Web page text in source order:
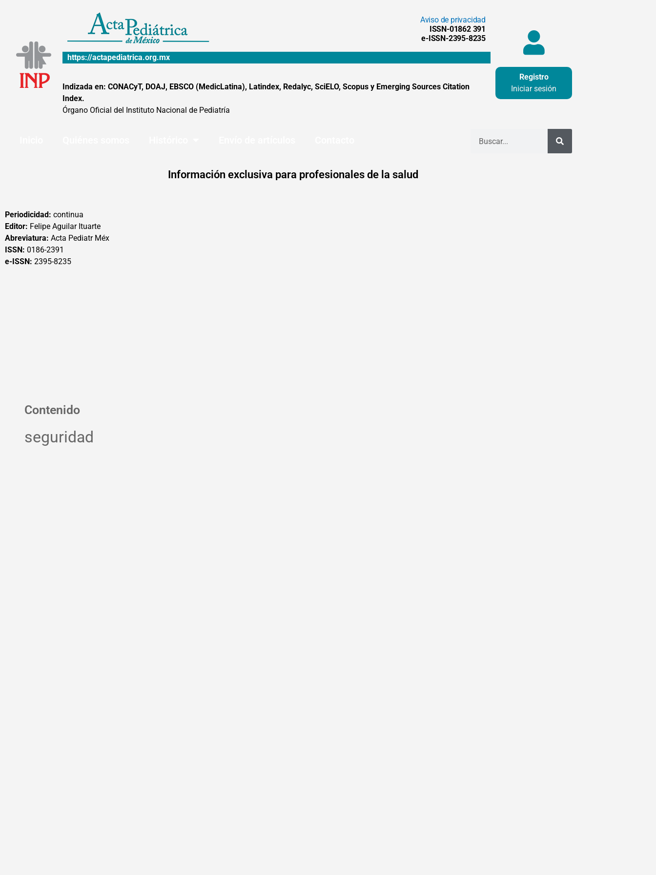
Aviso de privacidad
ISSN-01862 391
e-ISSN-2395-8235
https://actapediatrica.org.mx
Indizada en: CONACyT, DOAJ, EBSCO (MedicLatina), Latindex, Redalyc, SciELO, Scopus y Emerging Sources Citation
Index.
Órgano Oficial del Instituto Nacional de Pediatría
Registro
Iniciar sesión
Información exclusiva para profesionales de la salud
Periodicidad: continua
Editor: Felipe Aguilar Ituarte
Abreviatura: Acta Pediatr Méx
ISSN: 0186-2391
e-ISSN: 2395-8235
Contenido
seguridad